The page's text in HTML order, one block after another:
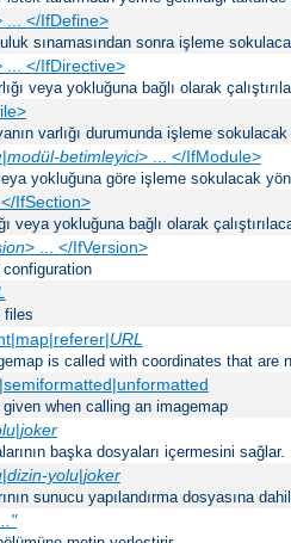
... </IfDefine>
sınamasından sonra işleme
... </IfDirective>
veya yokluğuna bağlı olarak
varlığı durumunda işleme
|modül-betimleyici> ... </IfModule>
yokluğuna göre işleme sokulacak
IfSection>
veya yokluğuna bağlı olarak
> ... </IfVersion>
files
URL
is called with coordinates that are
when calling an imagemap
|joker
başka dosyaları içermesini sağlar.
|dizin-yolu|joker
sunucu yapılandırma dosyasına